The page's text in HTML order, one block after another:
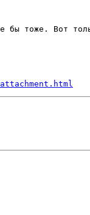
тоже. Вот